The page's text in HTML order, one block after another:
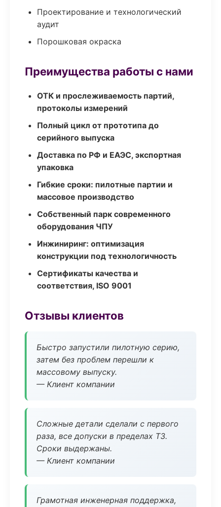
Проектирование и технологический
аудит
Порошковая окраска
Преимущества работы с нами
ОТК и прослеживаемость партий,
протоколы измерений
Полный цикл от прототипа до
серийного выпуска
Доставка по РФ и ЕАЭС, экспортная
упаковка
Гибкие сроки: пилотные партии и
массовое производство
Собственный парк современного
оборудования ЧПУ
Инжиниринг: оптимизация
конструкции под технологичность
Сертификаты качества и
соответствия, ISO 9001
Отзывы клиентов
Быстро запустили пилотную серию,
затем без проблем перешли к
массовому выпуску.
— Клиент компании
Сложные детали сделали с первого
раза, все допуски в пределах ТЗ.
Сроки выдержаны.
— Клиент компании
Грамотная инженерная поддержка,